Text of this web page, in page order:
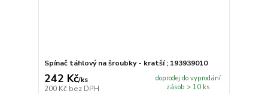
Spínač táhlový na šroubky - kratší ; 193939010
242 Kč/ks
200 Kč bez DPH
doprodej do vyprodání
zásob > 10 ks